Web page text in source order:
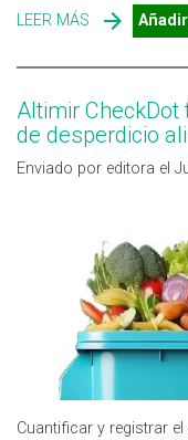
LEER MÁS SOBRE LA
CALIDAD
Altimir
de desperdicio
Enviado por editora el
Cuantificar y registrar